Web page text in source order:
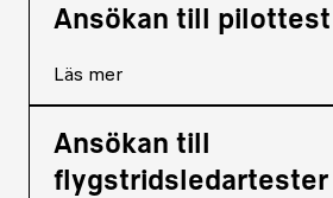
Ansökan till pilottest
Läs mer
Ansökan till
flygstridsledartester